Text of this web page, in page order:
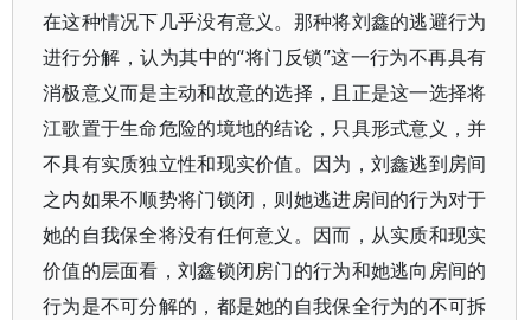
在这种情况下几乎没有意义。那种将刘鑫的逃避行为
进行分解，认为其中的“将门反锁”这一行为不再具有
消极意义而是主动和故意的选择，且正是这一选择将
江歌置于生命危险的境地的结论，只具形式意义，并
不具有实质独立性和现实价值。因为，刘鑫逃到房间
之内如果不顺势将门锁闭，则她逃进房间的行为对于
她的自我保全将没有任何意义。因而，从实质和现实
价值的层面看，刘鑫锁闭房门的行为和她逃向房间的
行为是不可分解的，都是她的自我保全行为的不可拆